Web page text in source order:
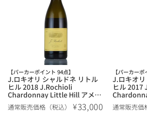
サロン ルイ・
オーパス・ワン
スクリ
イ
イタリア
チリ
【パーカーポイント 94点】
J.ロキオリ シャルドネ リトル
ヒル 2018 J.Rochioli
Chardonnay Little Hill アメリ
カ カリフォルニア 白ワイン
通常販売価格（税込） ¥33,000
【パーカーポ
J.ロキオ
ヒル
カ カリフ
通常販売価